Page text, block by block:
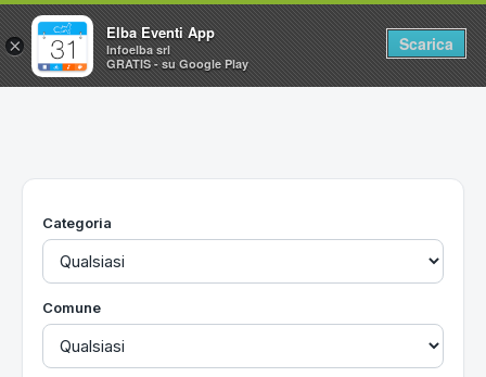
Home
Utilità
Categoria
Comune
×
Elba Eventi App
Infoelba srl
GRATIS - su Google Play
Scarica